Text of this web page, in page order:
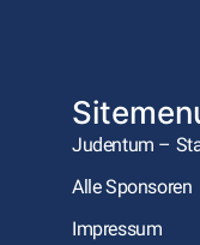
Judentum –
Alle Sponsoren
Impressum